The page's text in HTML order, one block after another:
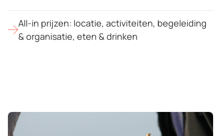
All-in prijzen: locatie, activiteiten, begeleiding
& organisatie, eten & drinken